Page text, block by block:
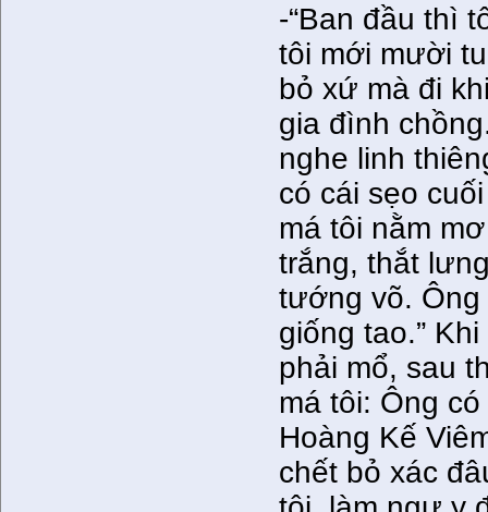
-“Ban đầu thì
tôi mới mười
bỏ xứ mà đi
gia đình
nghe linh
có cái sẹo
má tôi nằm
trắng, thắt
tướng võ. Ông
giống tao.”
phải mổ, sau
má tôi: Ông
Hoàng Kế
chết bỏ xác